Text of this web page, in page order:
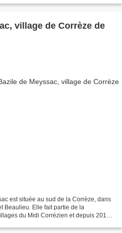
village de Corrèze de
est située au sud de la Corrèze, dans
Beaulieu. Elle fait partie de la
du Midi Corrézien et depuis 2015